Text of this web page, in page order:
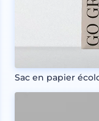
Sac en papier